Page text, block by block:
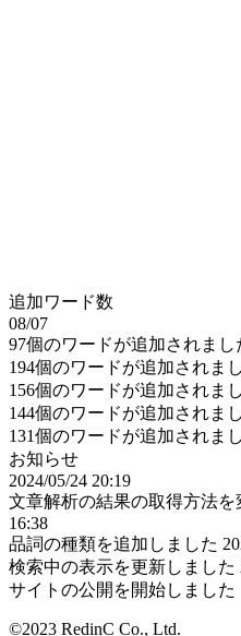
追加ワード数
08/07
97個のワードが追加されまし
194個のワードが追加されまし
156個のワードが追加されまし
144個のワードが追加されまし
131個のワードが追加されまし
お知らせ
2024/05/24 20:19
文章解析の結果の取得方法を
16:38
品詞の種類を追加しました
検索中の表示を更新しました
サイトの公開を開始しました
©2023 RedinC Co., Ltd.